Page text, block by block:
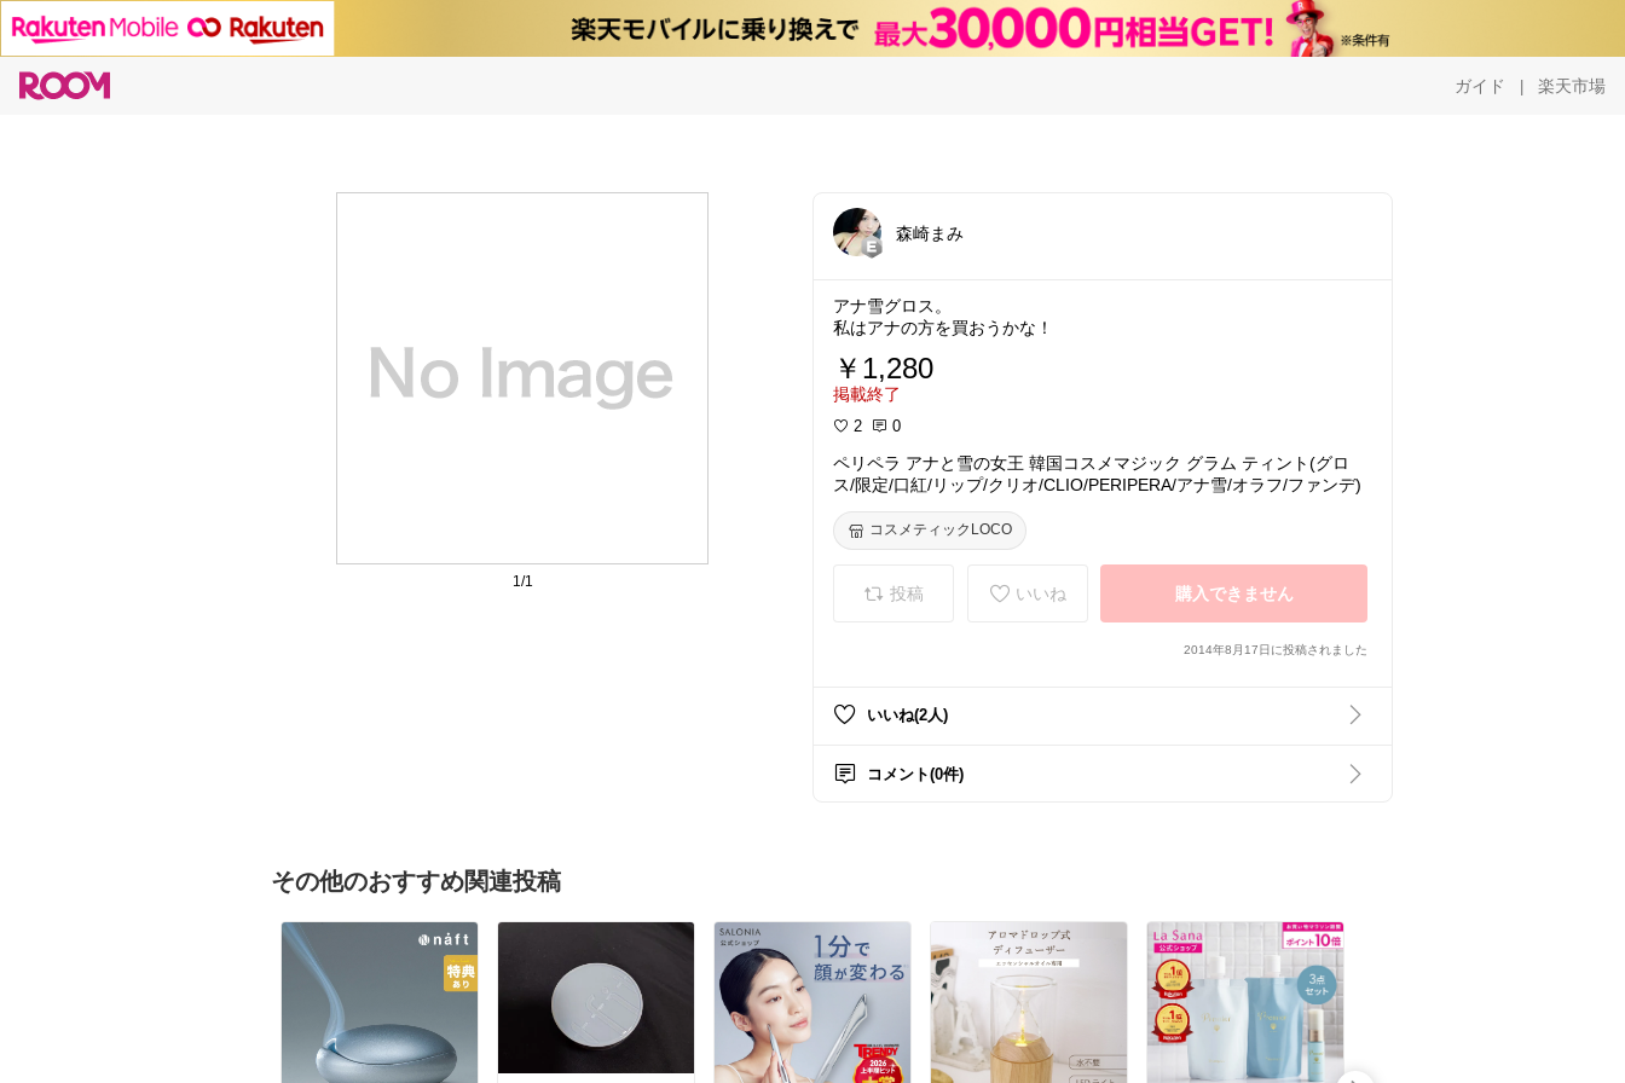
ガイド | 楽天市場
1/1
森崎まみ
アナ雪グロス。
私はアナの方を買おうかな！
￥1,280
掲載終了
2 0
ペリペラ アナと雪の女王 韓国コスメマジック グラム ティント(グロ
ス/限定/口紅/リップ/クリオ/CLIO/PERIPERA/アナ雪/オラフ/ファンデ)
コスメティックLOCO
投稿 いいね 購入できません
2014年8月17日に投稿されました
いいね(2人)
コメント(0件)
その他のおすすめ関連投稿